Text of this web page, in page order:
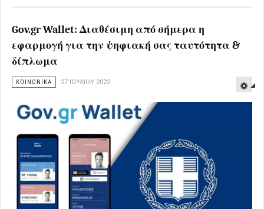
Gov.gr Wallet: Διαθέσιμη από σήμερα η
εφαρμογή για την ψηφιακή σας ταυτότητα &
δίπλωμα
ΚΟΙΝΩΝΙΚΑ 27 ΙΟΥΛΊΟΥ 2022